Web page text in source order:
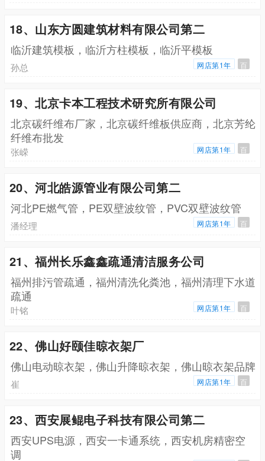
18、山东方圆建筑材料有限公司第二
临沂建筑模板，临沂方柱模板，临沂平模板
孙总 网店第1年 百
19、北京卡本工程技术研究所有限公司
北京碳纤维布厂家，北京碳纤维板供应商，北京芳纶
纤维布批发
张嵘 网店第1年 百
20、河北皓源管业有限公司第二
河北PE燃气管，PE双壁波纹管，PVC双壁波纹管
潘经理 网店第1年 百
21、福州长乐鑫鑫疏通清洁服务公司
福州排污管疏通，福州清洗化粪池，福州清理下水道
疏通
叶铭 网店第1年 百
22、佛山好颐佳晾衣架厂
佛山电动晾衣架，佛山升降晾衣架，佛山晾衣架品牌
崔 网店第1年 百
23、西安展鲲电子科技有限公司第二
西安UPS电源，西安一卡通系统，西安机房精密空
调